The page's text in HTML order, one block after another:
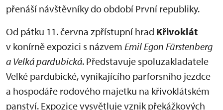
přenáší návštěvníky do období První republiky.
Od pátku 11. června zpřístupní hrad Křivoklát
v konírně expozici s názvem Emil Egon Fürstenberg
a Velká pardubická. Představuje spoluzakladatele
Velké pardubické, vynikajícího parforsního jezdce
a hospodáře rodového majetku na křivoklátském
panství. Expozice vysvětluje vznik překážkových